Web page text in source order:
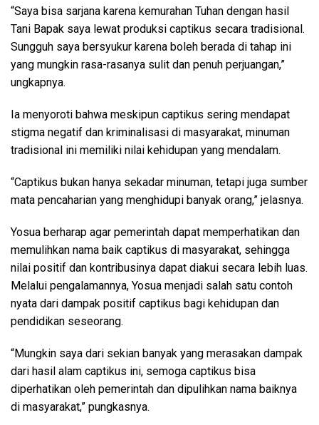
“Saya bisa sarjana karena kemurahan Tuhan dengan hasil
Tani Bapak saya lewat produksi captikus secara tradisional.
Sungguh saya bersyukur karena boleh berada di tahap ini
yang mungkin rasa-rasanya sulit dan penuh perjuangan,”
ungkapnya.
Ia menyoroti bahwa meskipun captikus sering mendapat
stigma negatif dan kriminalisasi di masyarakat, minuman
tradisional ini memiliki nilai kehidupan yang mendalam.
“Captikus bukan hanya sekadar minuman, tetapi juga sumber
mata pencaharian yang menghidupi banyak orang,” jelasnya.
Yosua berharap agar pemerintah dapat memperhatikan dan
memulihkan nama baik captikus di masyarakat, sehingga
nilai positif dan kontribusinya dapat diakui secara lebih luas.
Melalui pengalamannya, Yosua menjadi salah satu contoh
nyata dari dampak positif captikus bagi kehidupan dan
pendidikan seseorang.
“Mungkin saya dari sekian banyak yang merasakan dampak
dari hasil alam captikus ini, semoga captikus bisa
diperhatikan oleh pemerintah dan dipulihkan nama baiknya
di masyarakat,” pungkasnya.